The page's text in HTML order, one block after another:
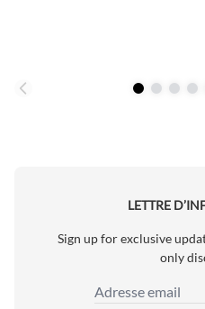
LETTRE
Sign up for exclusive
only
Adresse email